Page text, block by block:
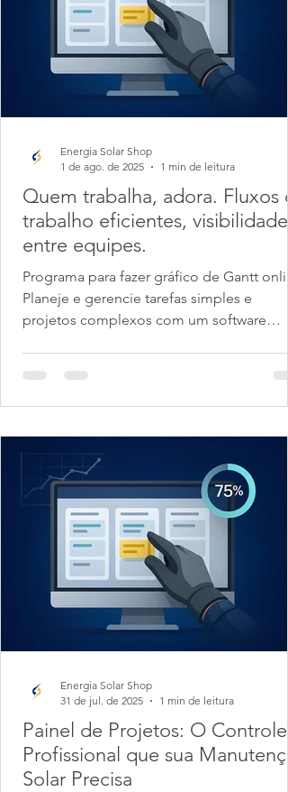
Quem trabalha, adora. Fluxos
trabalho eficientes, visibilidade
entre equipes.
Programa para fazer gráfico de Gantt
Planeje e gerencie tarefas simples e
projetos complexos com um software
Energia Solar Shop
1 de ago. de 2025
1 min de leitura
Painel de Projetos: O Controle
Profissional que sua
Solar Precisa
Energia Solar Shop
31 de jul. de 2025
1 min de leitura